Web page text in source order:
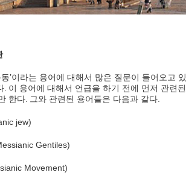
’이라는 용어에 대해서 많은 질문이 들어오고
이 용어에 대해서 언급을 하기 전에 먼저 관련
한다 그와 관련된 용어들은 다음과 같다
jew)
Gentiles)
Movement)